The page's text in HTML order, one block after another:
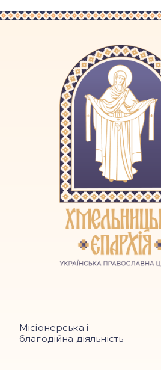
Місіонерська і
благодійна діяльність